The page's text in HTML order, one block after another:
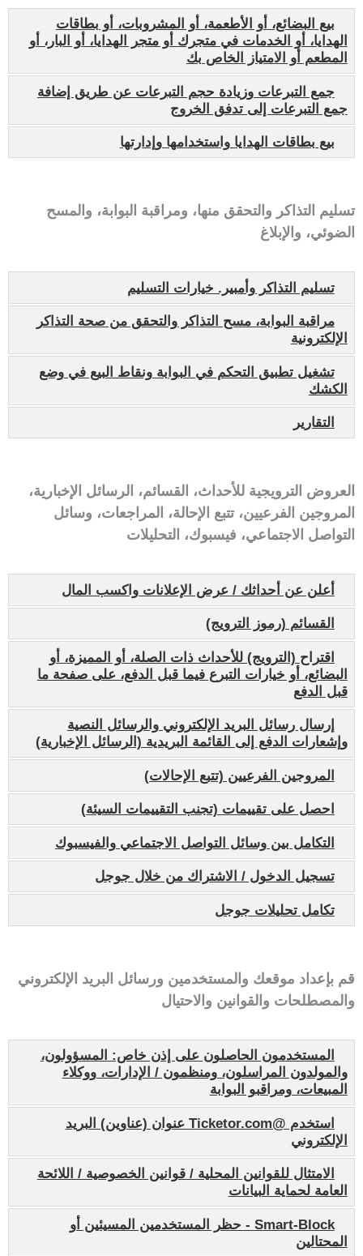
بيع البضائع، أو الأطعمة، أو المشروبات، أو بطاقات
الهدايا، أو الخدمات في متجرك أو متجر الهدايا، أو البار، أو
المطعم أو الامتياز الخاص بك
جمع التبرعات وزيادة حجم التبرعات عن طريق إضافة
جمع التبرعات إلى تدفق الخروج
بيع بطاقات الهدايا واستخدامها وإدارتها
تسليم التذاكر والتحقق منها، ومراقبة البوابة، والمسح
الضوئي، والإبلاغ
تسليم التذاكر وأمبير. خيارات التسليم
مراقبة البوابة، مسح التذاكر والتحقق من صحة التذاكر
الإلكترونية
تشغيل تطبيق التحكم في البوابة ونقاط البيع في وضع
الكشك
التقارير
العروض الترويجية للأحداث، القسائم، الرسائل الإخبارية،
المروجين الفرعيين، تتبع الإحالة، المراجعات، وسائل
التواصل الاجتماعي، فيسبوك، التحليلات
أعلن عن أحداثك / عرض الإعلانات واكسب المال
القسائم (رموز الترويج)
اقتراح (الترويج) للأحداث ذات الصلة، أو المميزة، أو
البضائع، أو خيارات التبرع فيما قبل الدفع، على صفحة ما
قبل الدفع
إرسال رسائل البريد الإلكتروني والرسائل النصية
وإشعارات الدفع إلى القائمة البريدية (الرسائل الإخبارية)
المروجين الفرعيين (تتبع الإحالات)
احصل على تقييمات (تجنب التقييمات السيئة)
التكامل بين وسائل التواصل الاجتماعي والفيسبوك
تسجيل الدخول / الاشتراك من خلال جوجل
تكامل تحليلات جوجل
قم بإعداد موقعك والمستخدمين ورسائل البريد الإلكتروني
والمصطلحات والقوانين والاحتيال
المستخدمون الحاصلون على إذن خاص: المسؤولون،
والمولدون المراسلون، ومنظمون / الإدارات، ووكلاء
المبيعات، ومراقبو البوابة
استخدم @Ticketor.com عنوان (عناوين) البريد
الإلكتروني
الامتثال للقوانين المحلية / قوانين الخصوصية / اللائحة
العامة لحماية البيانات
Smart-Block - حظر المستخدمين المسيئين أو
المحتالين